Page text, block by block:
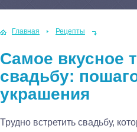
Главная Рецепты
Самое вкусное
свадьбу:
украшения
Трудно встретить свадьбу,